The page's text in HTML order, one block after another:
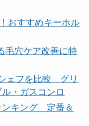
おすすめキーホル
毛穴ケア改善に特
ェフを比較 グリ
・ガスコンロ
ンキング 定番＆